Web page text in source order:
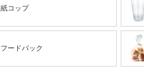
紙コップ
フードパック